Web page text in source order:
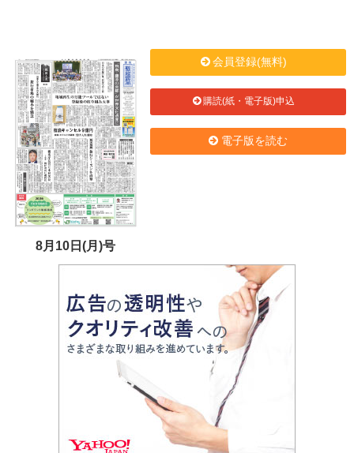
8月10日(月)号
会員登録(無料)
購読(紙・電子版)申込
電子版を読む